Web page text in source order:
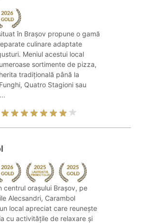
în Brașov propune o gamă
culinare adaptate
Meniul acestui local
sortimente de pizza,
tradițională până la
Quatro Stagioni sau
centrul orașului Brașov, pe
Alecsandri, Carambol
local apreciat care reunește
cu activitățile de relaxare și